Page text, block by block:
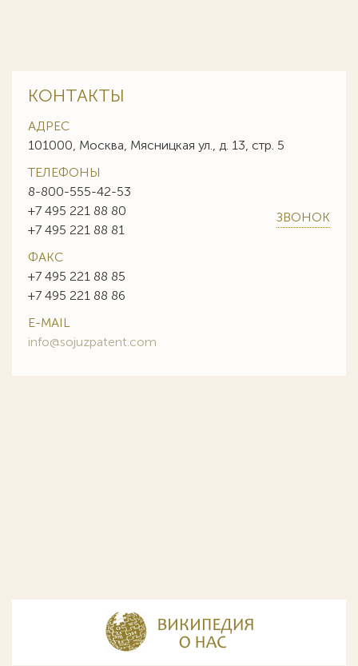
КОНТАКТЫ
АДРЕС
101000, Москва, Мясницкая ул., д. 13, стр. 5
ТЕЛЕФОНЫ
8-800-555-42-53
+7 495 221 88 80
+7 495 221 88 81
ЗВОНОК
ФАКС
+7 495 221 88 85
+7 495 221 88 86
E-MAIL
info@sojuzpatent.com